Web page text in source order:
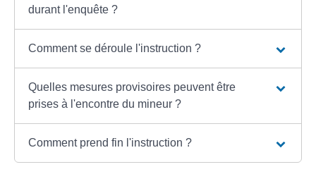
durant l'enquête ?
Comment se déroule l'instruction ?
Quelles mesures provisoires peuvent être
prises à l'encontre du mineur ?
Comment prend fin l'instruction ?